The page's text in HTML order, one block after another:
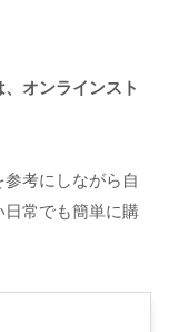
オンラインスト
考にしながら自
常でも簡単に購